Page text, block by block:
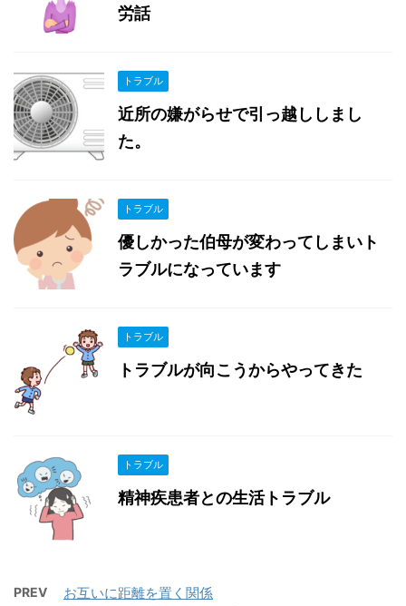
労話
トラブル
近所の嫌がらせで引っ越ししまし
た。
トラブル
優しかった伯母が変わってしまいト
ラブルになっています
トラブル
トラブルが向こうからやってきた
トラブル
精神疾患者との生活トラブル
PREV お互いに距離を置く関係